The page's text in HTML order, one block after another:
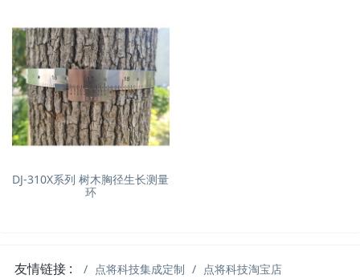
DJ-310X系列 树木胸径生长测量
环
友情链接 : 点将科技集成定制 点将科技淘宝店